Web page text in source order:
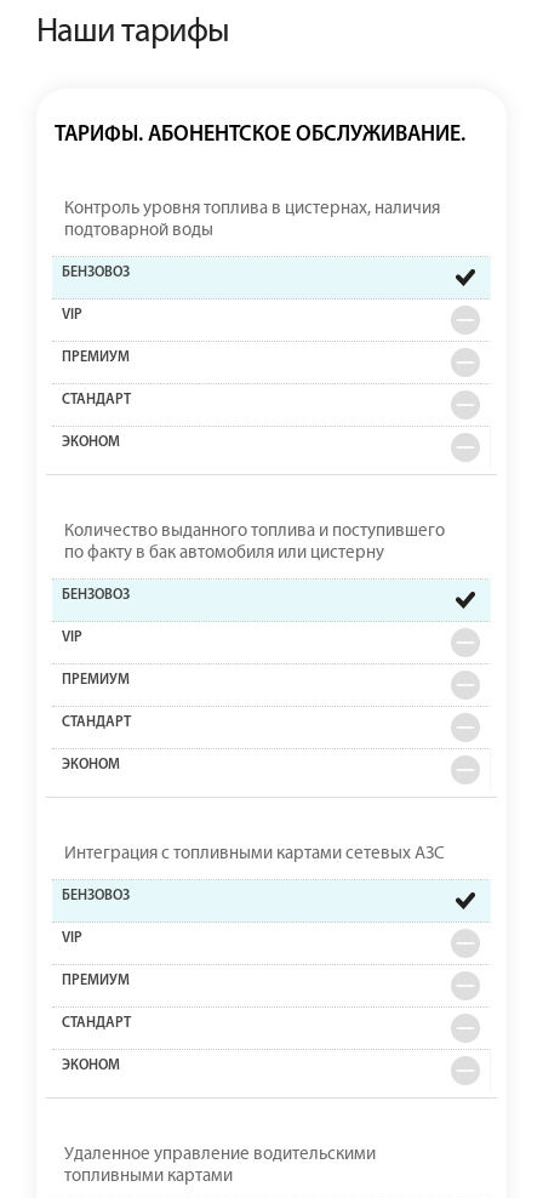
Наши тарифы
ТАРИФЫ. АБОНЕНТСКОЕ ОБСЛУЖИВАНИЕ.
Контроль уровня топлива в цистернах, наличия
подтоварной воды
Количество выданного топлива и поступившего
по факту в бак автомобиля или цистерну
Интеграция с топливными картами сетевых АЗС
Удаленное управление водительскими
топливными картами